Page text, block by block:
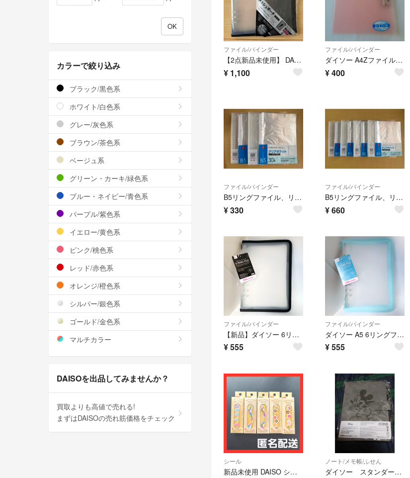
ファイル/バインダー
【2点新品未使用】 DAISO ダイソー A5 6リング ファイル メッシュポーチ リフィル ブラック 黒
¥ 1,100
ファイル/バインダー
ダイソー A4Zファイル 半透明 ピンク クリア バインダー DAISO
¥400
ファイル/バインダー
B5リングファイル、リファイル 2セット
¥330
ファイル/バインダー
B5リングファイル、リファイル 4セット
¥660
ファイル/バインダー
【新品】ダイソー 6リングファイル A5 ブラック
¥555
ファイル/バインダー
ダイソー A5 6リングファイル ジッパー付 水色 ブルー バインダー 収納
¥555
シール
新品未使用 DAISO シール ドーナツ フラッグ柄 パーティー 手帳 日記
ノート/メモ帳/ふせん
ダイソー スタンダードプロダクツ ミッキー ノート
カラーで絞り込み
ブラック/黒色系
ホワイト/白色系
グレー/灰色系
ブラウン/茶色系
ベージュ系
グリーン・カーキ/緑色系
ブルー・ネイビー/青色系
パープル/紫色系
イエロー/黄色系
ピンク/桃色系
レッド/赤色系
オレンジ/橙色系
シルバー/銀色系
ゴールド/金色系
マルチカラー
DAISOを出品してみませんか？
買取よりも高値で売れる!
まずはDAISOの売れ筋価格をチェック